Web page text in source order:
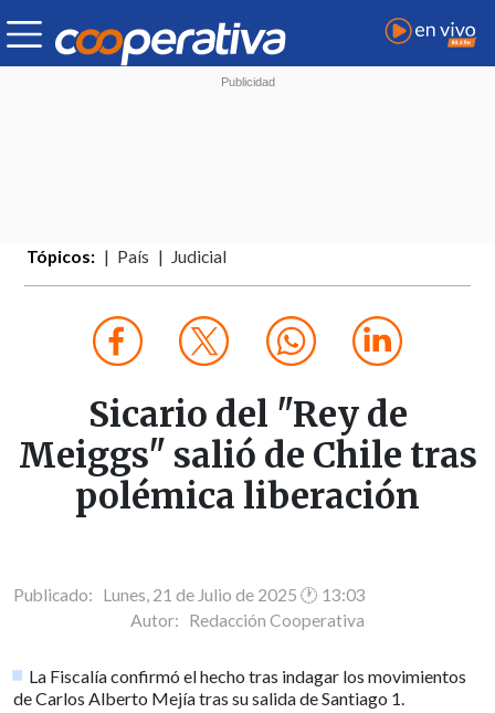
Tópicos: País Judicial
Sicario del "Rey de
Meiggs" salió de Chile tras
polémica liberación
Publicado: Lunes, 21 de Julio de 2025 🕐 13:03
Autor: Redacción Cooperativa
La Fiscalía confirmó el hecho tras indagar los movimientos
de Carlos Alberto Mejía tras su salida de Santiago 1.